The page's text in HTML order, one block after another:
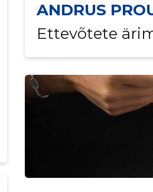
ANDRUS
Ettevõtete